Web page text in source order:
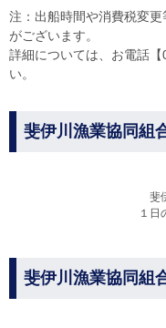
注：出船時間や消費税変
がございます。
詳細については、お電話
い。
斐伊川漁業協同組
斐
１日
斐伊川漁業協同組